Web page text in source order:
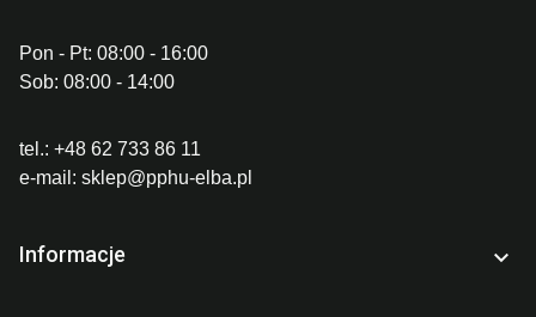
Pon - Pt: 08:00 - 16:00
Sob: 08:00 - 14:00
tel.: +48 62 733 86 11
e-mail: sklep@pphu-elba.pl
Informacje 